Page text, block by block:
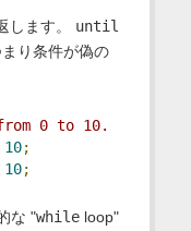
します。 until
り条件が偽の
0 to 10.
10;
10;
な "whileloop"